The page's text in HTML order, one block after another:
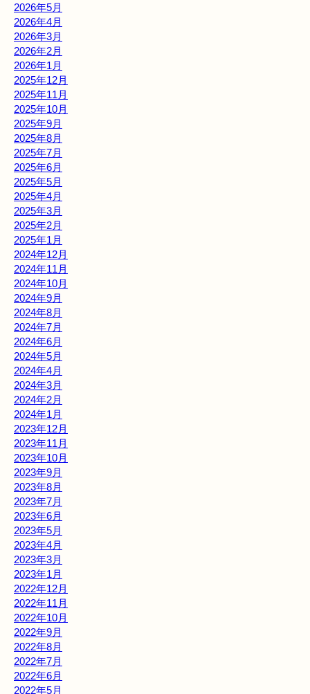
2026年5月
2026年4月
2026年3月
2026年2月
2026年1月
2025年12月
2025年11月
2025年10月
2025年9月
2025年8月
2025年7月
2025年6月
2025年5月
2025年4月
2025年3月
2025年2月
2025年1月
2024年12月
2024年11月
2024年10月
2024年9月
2024年8月
2024年7月
2024年6月
2024年5月
2024年4月
2024年3月
2024年2月
2024年1月
2023年12月
2023年11月
2023年10月
2023年9月
2023年8月
2023年7月
2023年6月
2023年5月
2023年4月
2023年3月
2023年1月
2022年12月
2022年11月
2022年10月
2022年9月
2022年8月
2022年7月
2022年6月
2022年5月